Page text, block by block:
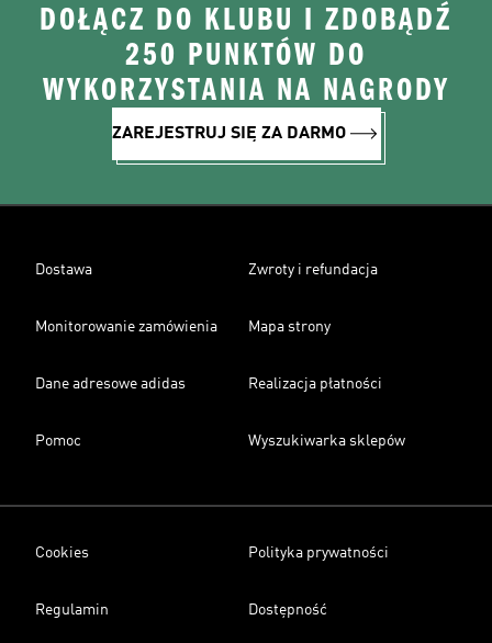
DOŁĄCZ DO KLUBU I ZDOBĄDŹ
250 PUNKTÓW DO
WYKORZYSTANIA NA NAGRODY
ZAREJESTRUJ SIĘ ZA DARMO
Dostawa Zwroty i refundacja
Monitorowanie zamówienia Mapa strony
Dane adresowe adidas Realizacja płatności
Pomoc Wyszukiwarka sklepów
Cookies Polityka prywatności
Regulamin Dostępność